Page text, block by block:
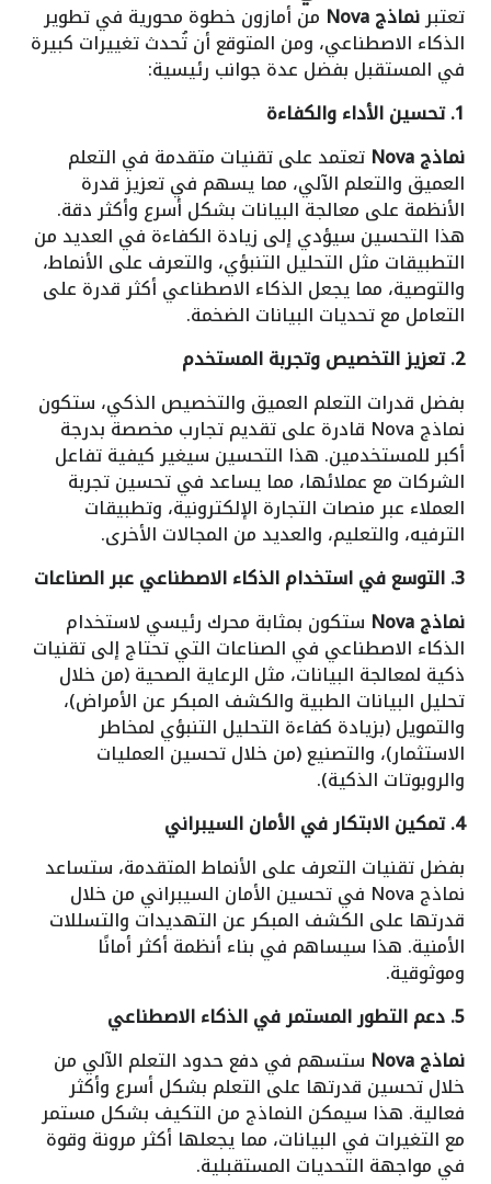
تعتبرنماذج Nova من أمازون خطوة محورية في تطوير
الذكاء الاصطناعي، ومن المتوقع أن تُحدث تغييرات كبيرة
في المستقبل بفضل عدة جوانب رئيسية:
1. تحسين الأداء والكفاءة
نماذج Nova
تعتمد على تقنيات متقدمة في التعلم
العميق والتعلم الآلي، مما يسهم في تعزيز قدرة
الأنظمة على معالجة البيانات بشكل أسرع وأكثر دقة.
هذا التحسين سيؤدي إلى زيادة الكفاءة في العديد من
التطبيقات مثل التحليل التنبؤي، والتعرف على الأنماط،
والتوصية، مما يجعل الذكاء الاصطناعي أكثر قدرة على
التعامل مع تحديات البيانات الضخمة.
2. تعزيز التخصيص وتجربة المستخدم
بفضل قدرات التعلم العميق والتخصيص الذكي، ستكون
نماذج Nova قادرة على تقديم تجارب مخصصة بدرجة
أكبر للمستخدمين. هذا التحسين سيغير كيفية تفاعل
الشركات مع عملائها، مما يساعد في تحسين تجربة
العملاء عبر منصات التجارة الإلكترونية، وتطبيقات
الترفيه، والتعليم، والعديد من المجالات الأخرى.
3. التوسع في استخدام الذكاء الاصطناعي عبر الصناعات
نماذج Nova
ستكون بمثابة محرك رئيسي لاستخدام
الذكاء الاصطناعي في الصناعات التي تحتاج إلى تقنيات
ذكية لمعالجة البيانات، مثل الرعاية الصحية (من خلال
تحليل البيانات الطبية والكشف المبكر عن الأمراض)،
والتمويل (بزيادة كفاءة التحليل التنبؤي لمخاطر
الاستثمار)، والتصنيع (من خلال تحسين العمليات
والروبوتات الذكية).
4. تمكين الابتكار في الأمان السيبراني
بفضل تقنيات التعرف على الأنماط المتقدمة، ستساعد
نماذج Nova في تحسين الأمان السيبراني من خلال
قدرتها على الكشف المبكر عن التهديدات والتسللات
الأمنية. هذا سيساهم في بناء أنظمة أكثر أمانًا
وموثوقية.
5. دعم التطور المستمر في الذكاء الاصطناعي
نماذج Nova
ستسهم في دفع حدود التعلم الآلي من
خلال تحسين قدرتها على التعلم بشكل أسرع وأكثر
فعالية. هذا سيمكن النماذج من التكيف بشكل مستمر
مع التغيرات في البيانات، مما يجعلها أكثر مرونة وقوة
في مواجهة التحديات المستقبلية.